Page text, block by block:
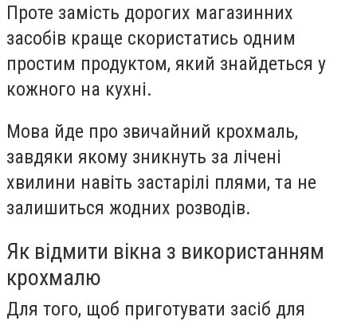
Проте замість дорогих магазинних
засобів краще скористатись одним
простим продуктом, який знайдеться у
кожного на кухні.
Мова йде про звичайний крохмаль,
завдяки якому зникнуть за лічені
хвилини навіть застарілі плями, та не
залишиться жодних розводів.
Як відмити вікна з використанням
крохмалю
Для того, щоб приготувати засіб для